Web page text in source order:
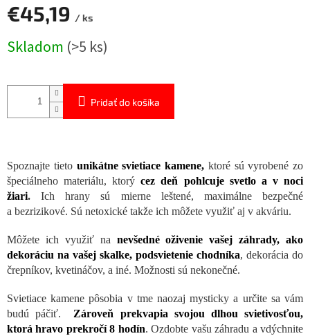
€45,19 / ks
cena:
Skladom (>5 ks)
Pridať do košíka
Spoznajte tieto unikátne svietiace kamene, ktoré sú vyrobené zo
špeciálneho materiálu, ktorýcez deň pohlcuje svetlo a v noci
žiari.Ich hrany sú mierne leštené, maximálne bezpečné
a bezrizikové. Sú netoxické takže ich môžete využiť aj v akváriu.
Môžete ich využiť na nevšedné oživenie vašej záhrady, ako
dekoráciu na vašej skalke, podsvietenie chodníka, dekorácia do
črepníkov, kvetináčov, a iné. Možnosti sú nekonečné.
Svietiace kamene pôsobia v tme naozaj mysticky a určite sa vám
budú páčiť. Zároveň prekvapia svojou dlhou svietivosťou,
ktorá hravo prekročí 8 hodín. Ozdobte vašu záhradu a vdýchnite